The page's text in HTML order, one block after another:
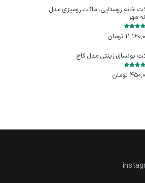
خانه روستایی، ماکت رومیزی مدل
مهر
تومان
بونسای زینتی مدل کاج
تومان